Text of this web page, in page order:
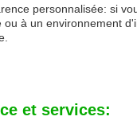
personnalisée: si
ou à un environnement
et services: